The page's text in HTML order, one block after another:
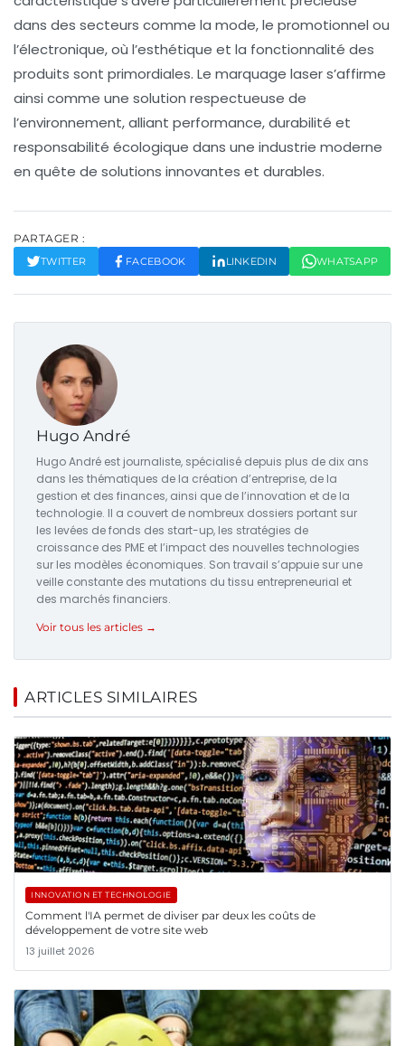
dans des secteurs comme la mode, le promotionnel ou
l’électronique, où l’esthétique et la fonctionnalité des
produits sont primordiales. Le marquage laser s’affirme
ainsi comme une solution respectueuse de
l’environnement, alliant performance, durabilité et
responsabilité écologique dans une industrie moderne
en quête de solutions innovantes et durables.
PARTAGER :
TWITTER FACEBOOK LINKEDIN WHATSAPP
Hugo André
Hugo André est journaliste, spécialisé depuis plus de dix ans
dans les thématiques de la création d’entreprise, de la
gestion et des finances, ainsi que de l’innovation et de la
technologie. Il a couvert de nombreux dossiers portant sur
les levées de fonds des start-up, les stratégies de
croissance des PME et l’impact des nouvelles technologies
sur les modèles économiques. Son travail s’appuie sur une
veille constante des mutations du tissu entrepreneurial et
des marchés financiers.
Voir tous les articles →
ARTICLES SIMILAIRES
INNOVATION ET TECHNOLOGIE
Comment l'IA permet de diviser par deux les coûts de
développement de votre site web
13 juillet 2026